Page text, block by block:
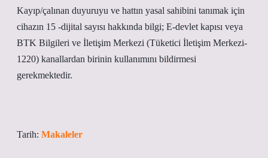
Kayıp/çalınan duyuruyu ve hattın yasal sahibini tanımak için
cihazın 15 -dijital sayısı hakkında bilgi; E-devlet kapısı veya
BTK Bilgileri ve İletişim Merkezi (Tüketici İletişim Merkezi-
1220) kanallardan birinin kullanımını bildirmesi
gerekmektedir.
Tarih: Makaleler